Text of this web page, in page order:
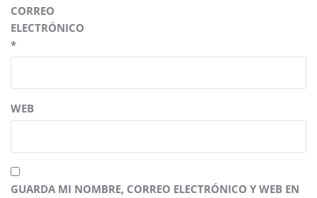
CORREO
ELECTRÓNICO
*
WEB
GUARDA MI NOMBRE, CORREO ELECTRÓNICO Y WEB EN